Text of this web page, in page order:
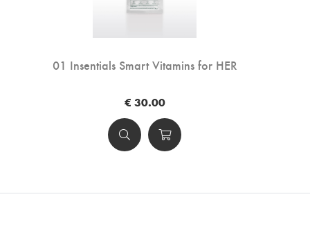
01 Insentials Smart Vitamins for HER
€ 30.00